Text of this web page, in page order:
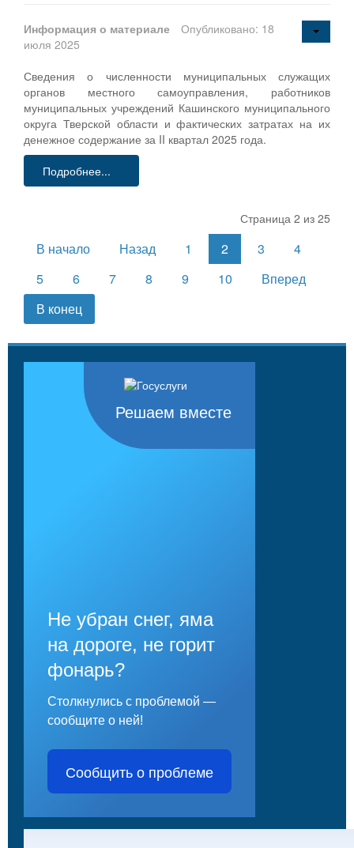
Информация о материале
Опубликовано: 18
июля 2025
Сведения о численности муниципальных служащих
органов местного самоуправления, работников
муниципальных учреждений Кашинского муниципального
округа Тверской области и фактических затратах на их
денежное содержание за II квартал 2025 года.
Подробнее...
Страница 2 из 25
В начало Назад 1 2 3
4
5
6 7 8 9 10
Вперед
В конец
Решаем вместе
Не убран снег, яма
на дороге, не горит
фонарь?
Столкнулись с проблемой —
сообщите о ней!
Сообщить о проблеме